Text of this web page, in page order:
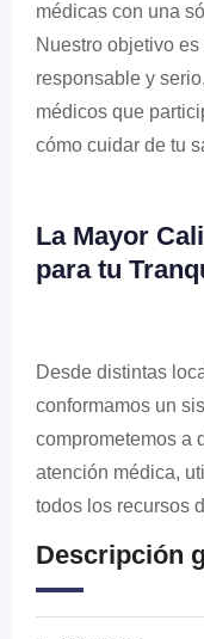
médicas con una
Nuestro objetivo
responsable y
médicos que
cómo cuidar de tu
La Mayor
para tu
Desde distintas
conformamos un
comprometemos a
atención médica,
todos los recursos
Descripción